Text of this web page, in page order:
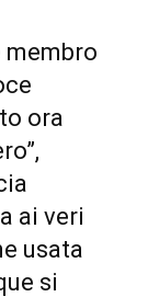
membro
ora
ai veri
usata
si